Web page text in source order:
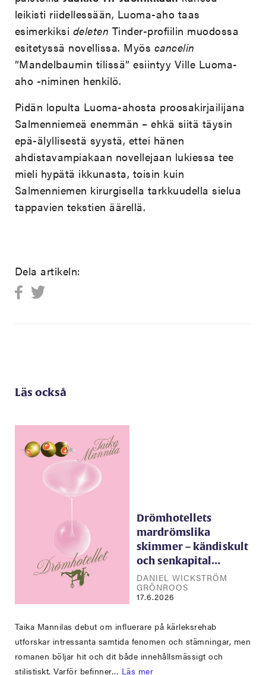
leikisti riidellessään, Luoma-aho taas
esimerkiksi deleten Tinder-profiilin muodossa
esitetyssä novellissa. Myös cancelin
”Mandelbaumin tilissä” esiintyy Ville Luoma-
aho -niminen henkilö.
Pidän lopulta Luoma-ahosta proosakirjailijana
Salmenniemeä enemmän – ehkä siitä täysin
epä-älyllisestä syystä, ettei hänen
ahdistavampiakaan novellejaan lukiessa tee
mieli hypätä ikkunasta, toisin kuin
Salmenniemen kirurgisella tarkkuudella sielua
tappavien tekstien äärellä.
Dela artikeln:
Läs också
Drömhotellets
mardrömslika
skimmer – kändiskult
och senkapital…
DANIEL WICKSTRÖM
GRÖNROOS
17.6.2026
Taika Mannilas debut om influerare på kärleksrehab
utforskar intressanta samtida fenomen och stämningar, men
romanen böljar hit och dit både innehållsmässigt och
stilistiskt. Varför befinner… Läs mer